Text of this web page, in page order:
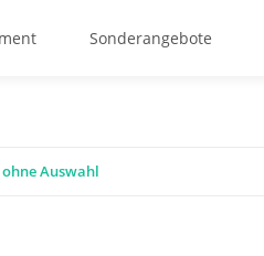
Sonderangebote
Auswahl